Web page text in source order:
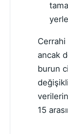
ancak
burun
15